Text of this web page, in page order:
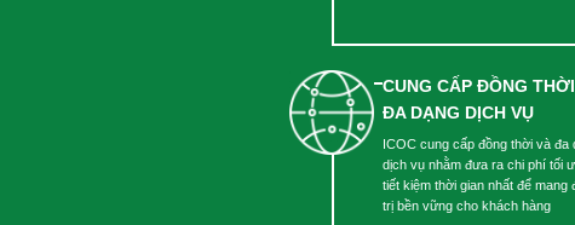
CUNG CẤP ĐỒNG
ĐA DẠNG DỊCH VỤ
ICOC cung cấp đồng thời và đa
dịch vụ nhằm đưa ra chi phí tối
tiết kiệm thời gian nhất để mang
trị bền vững cho khách hàng